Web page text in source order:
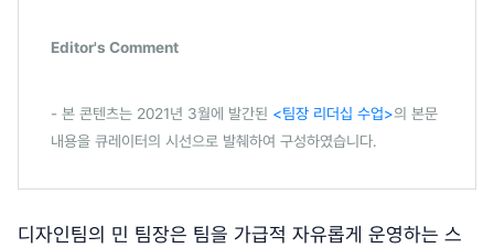
Editor's Comment
- 본 콘텐츠는 2021년 3월에 발간된 <팀장 리더십 수업>의 본문
내용을 큐레이터의 시선으로 발췌하여 구성하였습니다.
디자인팀의 민 팀장은 팀을 가급적 자유롭게 운영하는 스